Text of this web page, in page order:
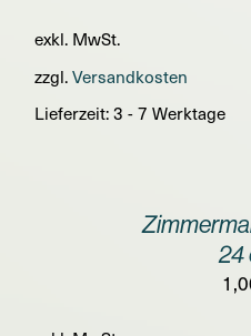
exkl. MwSt.
zzgl.Versandkosten
Lieferzeit:3 - 7 Werktage
IN
24